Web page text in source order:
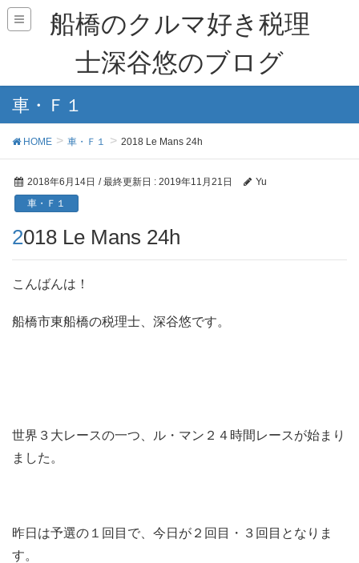
船橋のクルマ好き税理
士深谷悠のブログ
車・Ｆ１
HOME 車・Ｆ１ 2018 Le Mans 24h
2018年6月14日 / 最終更新日 : 2019年11月21日
Yu
車・Ｆ１
2018 Le Mans 24h
こんばんは！
船橋市東船橋の税理士、深谷悠です。
世界３大レースの一つ、ル・マン２４時間レースが始まり
ました。
昨日は予選の１回目で、今日が２回目・３回目となりま
す。